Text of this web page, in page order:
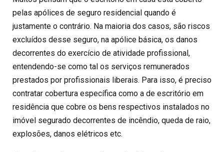
pelas apólices de seguro residencial quando é
justamente o contrário. Na maioria dos casos, são riscos
excluídos desse seguro, na apólice básica, os danos
decorrentes do exercício de atividade profissional,
entendendo-se como tal os serviços remunerados
prestados por profissionais liberais. Para isso, é preciso
contratar cobertura específica como a de escritório em
residência que cobre os bens respectivos instalados no
imóvel segurado decorrentes de incêndio, queda de raio,
explosões, danos elétricos etc.